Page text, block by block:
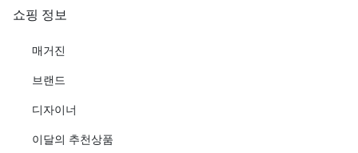
쇼핑 정보
매거진
브랜드
디자이너
이달의 추천상품